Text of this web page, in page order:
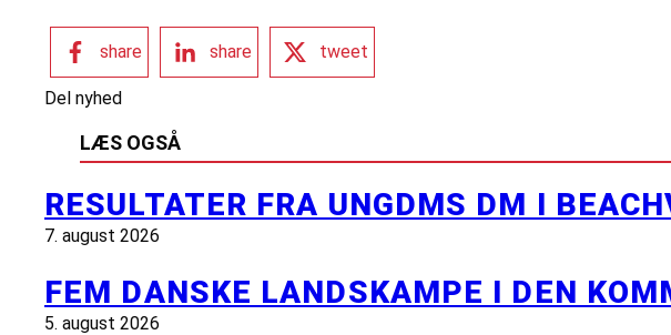
share share tweet
Del nyhed
LÆS OGSÅ
RESULTATER FRA UNGDMS DM I
7. august 2026
FEM DANSKE LANDSKAMPE I DEN
5. august 2026